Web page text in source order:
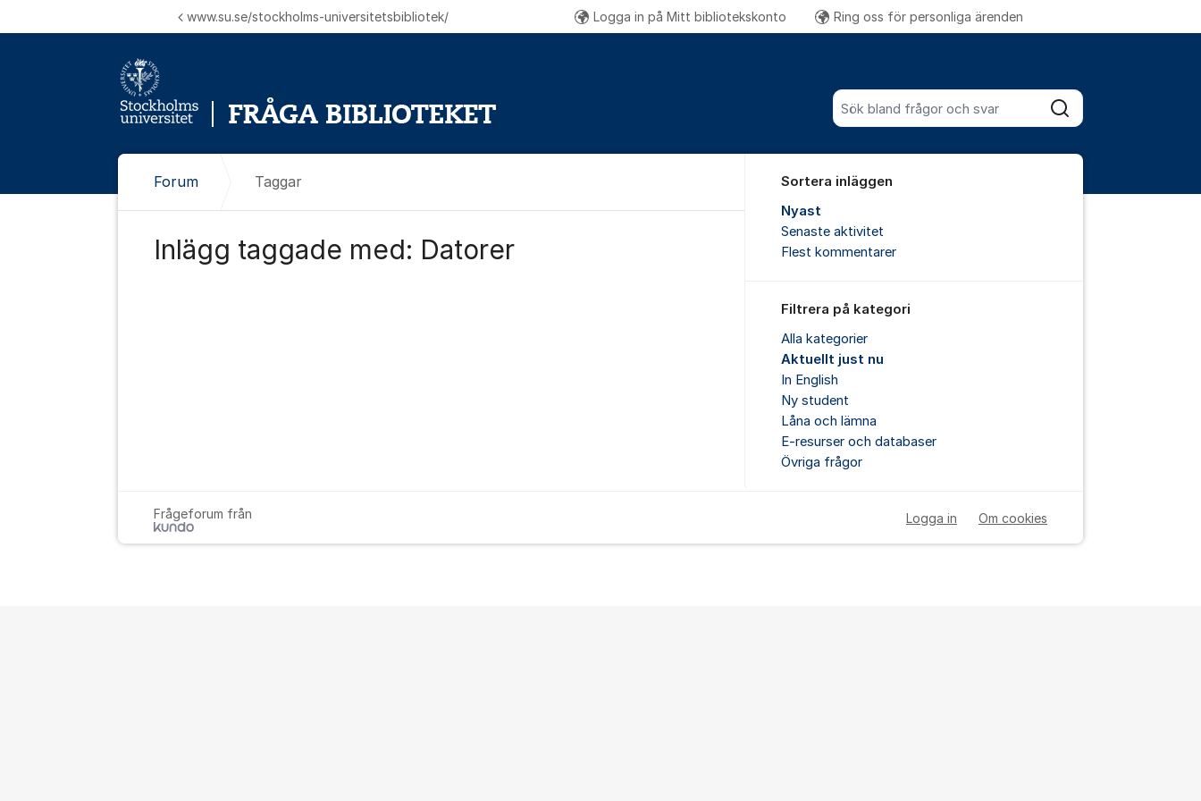
Sök bland alla inlägg
Sök
www.su.se/stockholms-universitetsbibliotek/ Logga in på Mitt bibliotekskonto Ring oss för personliga ärendenFler supportlänkar
Forum Taggar
Inlägg taggade med: Datorer
Sortera inläggen
Nyast
Senaste aktivitet
Flest kommentarer
Filtrera på kategori
Alla kategorier
Aktuellt just nu
In English
Ny student
Låna och lämna
E-resurser och databaser
Övriga frågor
Frågeforum från Logga in Om cookies